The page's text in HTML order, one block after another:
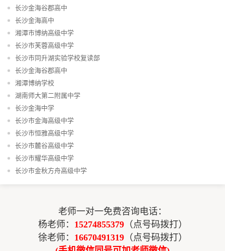
长沙金海谷郡高中
长沙金海高中
湘潭市博纳高级中学
长沙市芙蓉高级中学
长沙市同升湖实验学校复读部
长沙金海谷郡高中
湘潭博纳学校
湖南师大第二附属中学
长沙金海中学
长沙市金海高级中学
长沙市恒雅高级中学
长沙市麓谷高级中学
长沙市耀华高级中学
长沙市金秋方舟高级中学
老师一对一免费咨询电话：
杨老师： 15274855379（点号码拨打）
徐老师： 16670491319（点号码拨打）